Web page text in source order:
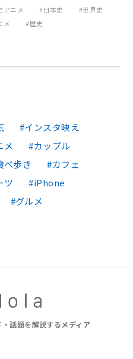
アニメ 日本史
世界史
メ
歴史
インスタ映え
メ
カップル
べ歩き
カフェ
ツ
iPhone
グルメ
話題を解説するメディア